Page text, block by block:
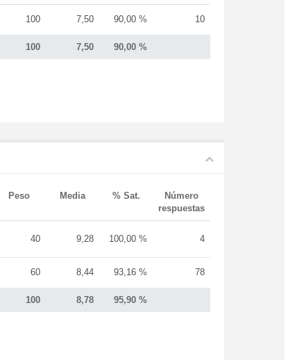
100 7,50 90,00 %
100 7,50 90,00 % 10
Peso Media % Sat.
Número
respuestas
100 8,78 95,90 %
40 9,28 100,00 % 4
60 8,44 93,16 % 78